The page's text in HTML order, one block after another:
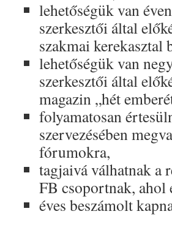
lehetőségük van
szerkesztői által
szakmai kerekasztal
lehetőségük van
szerkesztői által
magazin „hét
folyamatosan
szervezésében
fórumokra,
tagjaivá válhatnak a
FB csoportnak, ahol
éves beszámolt